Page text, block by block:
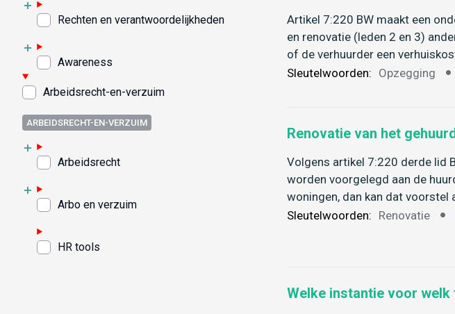
Rechten en verantwoordelijkheden
Awareness
Arbeidsrecht-en-verzuim
ARBEIDSRECHT-EN-VERZUIM
Arbeidsrecht
Arbo en verzuim
HR tools
Artikel 7:220 BW maakt een
en renovatie (leden 2 en 3)
of de verhuurder een
Sleutelwoorden: Opzegging
Renovatie van het
Volgens artikel 7:220 derde lid
worden voorgelegd aan de
woningen, dan kan dat
Sleutelwoorden: Renovatie
Welke instantie voor welk